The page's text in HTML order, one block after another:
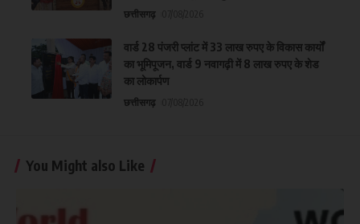
छत्तीसगढ़
वार्ड 28 पंजरी प्लांट में 33 लाख रुपए के विकास कार्यों
का भूमिपूजन, वार्ड 9 नवागढ़ी में 8 लाख रुपए के शेड
का लोकार्पण
छत्तीसगढ़
You Might also Like